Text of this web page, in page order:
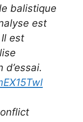
balistique
est
est
d’essai.